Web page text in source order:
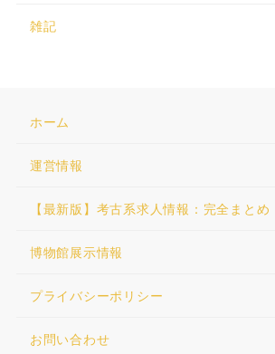
雑記
ホーム
運営情報
【最新版】考古系求人情報：完全まとめ
博物館展示情報
プライバシーポリシー
お問い合わせ